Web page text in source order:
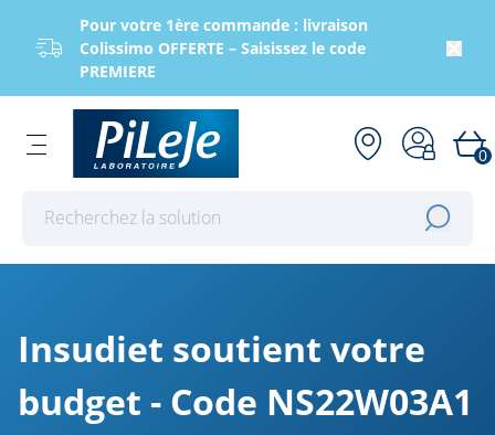
Pour votre 1ère commande : livraison
Colissimo OFFERTE – Saisissez le code
PREMIERE
0
Insudiet soutient votre
budget - Code NS22W03A1